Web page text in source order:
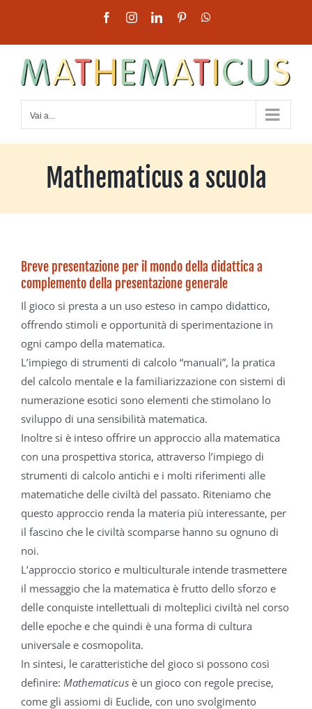
contenuto
FacebookInstagramLinkedInPinterest
Vai a...
Mathematicus a scuola
Breve presentazione per il mondo della didattica a
complemento della presentazione generale
Il gioco si presta a un uso esteso in campo didattico,
offrendo stimoli e opportunità di sperimentazione in
ogni campo della matematica.
L’impiego di strumenti di calcolo “manuali”, la pratica
del calcolo mentale e la familiarizzazione con sistemi di
numerazione esotici sono elementi che stimolano lo
sviluppo di una sensibilità matematica.
Inoltre si è inteso offrire un approccio alla matematica
con una prospettiva storica, attraverso l’impiego di
strumenti di calcolo antichi e i molti riferimenti alle
matematiche delle civiltà del passato. Riteniamo che
questo approccio renda la materia più interessante, per
il fascino che le civiltà scomparse hanno su ognuno di
noi.
L’approccio storico e multiculturale intende trasmettere
il messaggio che la matematica è frutto dello sforzo e
delle conquiste intellettuali di molteplici civiltà nel corso
delle epoche e che quindi è una forma di cultura
universale e cosmopolita.
In sintesi, le caratteristiche del gioco si possono così
definire: Mathematicusè un gioco con regole precise,
come gli assiomi di Euclide, con uno svolgimento